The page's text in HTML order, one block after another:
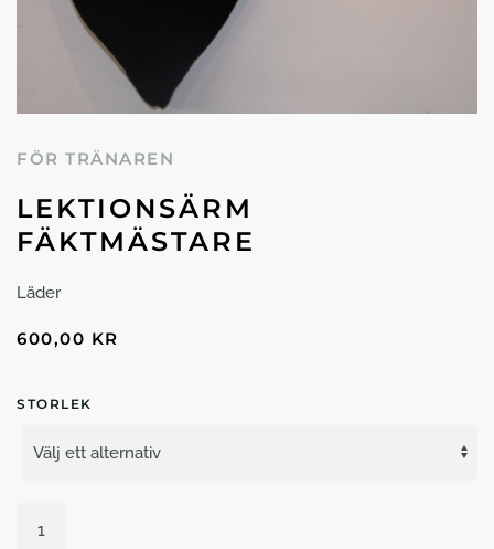
FÖR TRÄNAREN
LEKTIONSÄRM
FÄKTMÄSTARE
Läder
600,00 KR
STORLEK
fäktmästare